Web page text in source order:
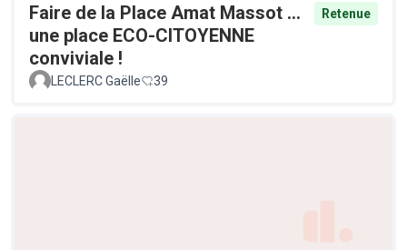
Faire de la Place Amat Massot ...
une place ECO-CITOYENNE
conviviale !
Retenue
LECLERC Gaëlle 39